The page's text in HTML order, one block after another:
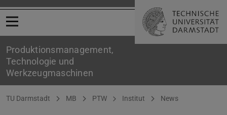
Menü öffnen
Produktionsmanagement,
Technologie und
Werkzeugmaschinen
Sie befinden sich hier:
TU Darmstadt MB PTW Institut News